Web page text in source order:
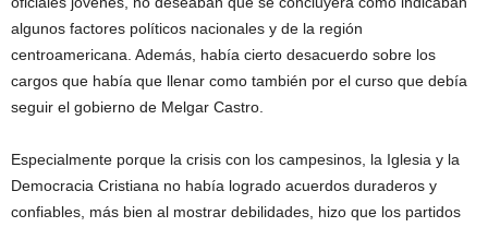
algunos factores políticos nacionales y de la región
centroamericana. Además, había cierto desacuerdo sobre los
cargos que había que llenar como también por el curso que debía
seguir el gobierno de Melgar Castro.
Especialmente porque la crisis con los campesinos, la Iglesia y la
Democracia Cristiana no había logrado acuerdos duraderos y
confiables, más bien al mostrar debilidades, hizo que los partidos